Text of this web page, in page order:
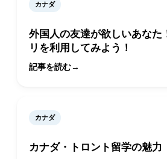
カナダ
外国人の友達が欲しいあなた
リを利用してみよう！
記事を読む
カナダ
カナダ・トロント留学の魅力